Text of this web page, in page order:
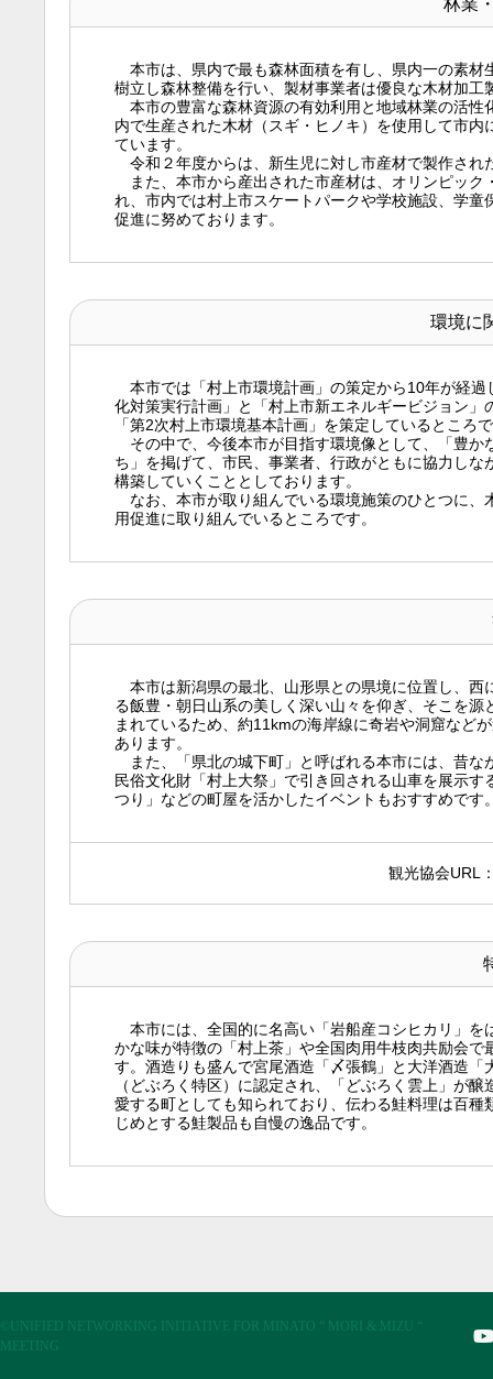
林業
本市は、県内で最も森林面積を有し、県内一の素材
樹立し森林整備を行い、製材事業者は優良な木材加工
本市の豊富な森林資源の有効利用と地域林業の活性
内で生産された木材（スギ・ヒノキ）を使用して市
ています。
令和２年度からは、新生児に対し市産材で製作され
また、本市から産出された市産材は、オリンピック
れ、市内では村上市スケートパークや学校施設、学
促進に努めております。
環境に
本市では「村上市環境計画」の策定から10年が経
化対策実行計画」と「村上市新エネルギービジョン
「第2次村上市環境基本計画」を策定しているところ
その中で、今後本市が目指す環境像として、「豊か
ち」を掲げて、市民、事業者、行政がともに協力し
構築していくこととしております。
なお、本市が取り組んでいる環境施策のひとつに、
用促進に取り組んでいるところです。
本市は新潟県の最北、山形県との県境に位置し、西
る飯豊・朝日山系の美しく深い山々を仰ぎ、そこを
まれているため、約11kmの海岸線に奇岩や洞窟など
あります。
また、「県北の城下町」と呼ばれる本市には、昔な
民俗文化財「村上大祭」で引き回される山車を展示
つり」などの町屋を活かしたイベントもおすすめです
観光協会URL
本市には、全国的に名高い「岩船産コシヒカリ」を
かな味が特徴の「村上茶」や全国肉用牛枝肉共励会
す。酒造りも盛んで宮尾酒造「〆張鶴」と大洋酒造
（どぶろく特区）に認定され、「どぶろく雲上」が
愛する町としても知られており、伝わる鮭料理は百
じめとする鮭製品も自慢の逸品です。
©UNIFIED NETWORKING INITIATIVE FOR MINATO “ MORI & MIZU “
MEETING